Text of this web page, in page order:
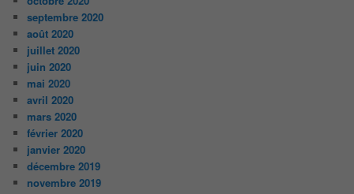
septembre 2020
août 2020
juillet 2020
juin 2020
mai 2020
avril 2020
mars 2020
février 2020
janvier 2020
décembre 2019
novembre 2019